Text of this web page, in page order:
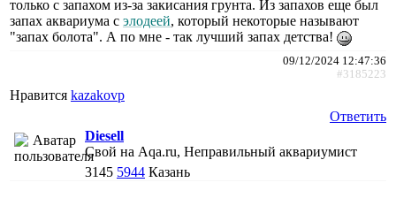
только с запахом из-за закисания грунта. Из запахов еще был
запах аквариума с элодеей, который некоторые называют
"запах болота". А по мне - так лучший запах детства!
09/12/2024 12:47:36
#3185223
Нравится kazakovp
Ответить
Diesell
Свой на Aqa.ru, Неправильный аквариумист
3145 5944 Казань